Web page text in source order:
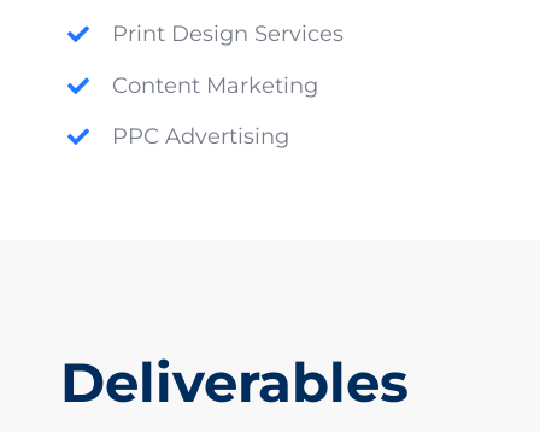
Print Design Services
Content Marketing
PPC Advertising
Deliverables